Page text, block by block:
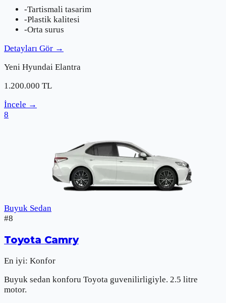
-Tartismali tasarim
-Plastik kalitesi
-Orta surus
Detayları Gör →
Yeni Hyundai Elantra
1.200.000 TL
İncele →
8
Buyuk Sedan
#8
Toyota Camry
En iyi: Konfor
Buyuk sedan konforu Toyota guvenilirligiyle. 2.5 litre
motor.